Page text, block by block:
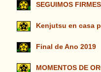
SEGUIMOS
Kenjutsu en casa
Final de Ano 2019
MOMENTOS DE